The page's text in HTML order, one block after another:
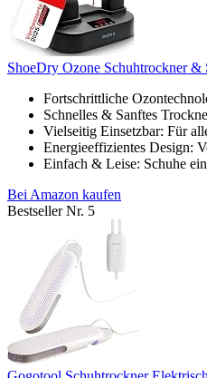
ShoeDry Ozone Schuhtrockner
Fortschrittliche
Schnelles & Sanftes
Vielseitig Einsetzbar: Für
Energieeffizientes Design:
Einfach & Leise: Schuhe
Bei Amazon kaufen
Bestseller Nr. 5